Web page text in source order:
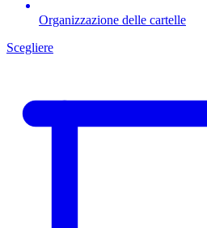
Organizzazione delle cartelle
Scegliere